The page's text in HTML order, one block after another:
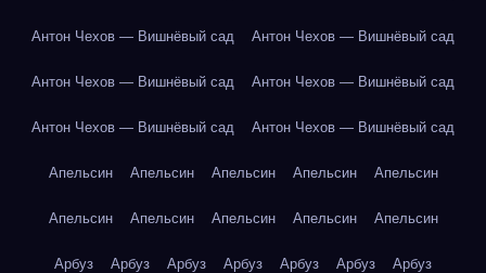
Антон Чехов — Вишнёвый сад Антон Чехов — Вишнёвый сад
Антон Чехов — Вишнёвый сад Антон Чехов — Вишнёвый сад
Антон Чехов — Вишнёвый сад Антон Чехов — Вишнёвый сад
Апельсин Апельсин Апельсин Апельсин Апельсин
Апельсин Апельсин Апельсин Апельсин Апельсин
Арбуз Арбуз Арбуз Арбуз Арбуз Арбуз Арбуз